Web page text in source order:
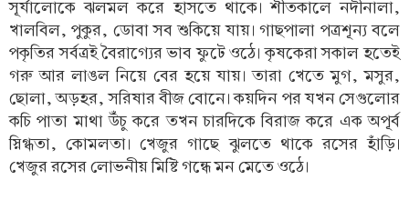
সূর্যালোকে ঝলমল করে হাসতে থাকে। শীতকালে নদীনালা,
খালবিল, পুকুর, ডোবা সব শুকিয়ে যায়। গাছপালা পত্রশূন্য বলে
পকৃতির সর্বত্রই বৈরাগ্যের ভাব ফুটে ওঠে। কৃষকেরা সকাল হতেই
গরু আর লাঙল নিয়ে বের হয়ে যায়। তারা খেতে মুগ, মসুর,
ছোলা, অড়হর, সরিষার বীজ বোনে। কয়দিন পর যখন সেগুলোর
কচি পাতা মাথা উঁচু করে তখন চারদিকে বিরাজ করে এক অপূর্ব
স্নিগ্ধতা, কোমলতা। খেজুর গাছে ঝুলতে থাকে রসের হাঁড়ি।
খেজুর রসের লোভনীয় মিষ্টি গন্ধে মন মেতে ওঠে।